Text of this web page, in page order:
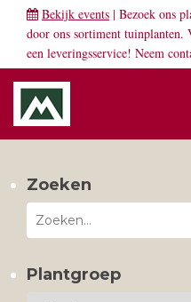
Bekijk events | Bezoek ons
door ons sortiment tuinplanten.
een leveringsservice! Neem
Zoeken
Plantgroep